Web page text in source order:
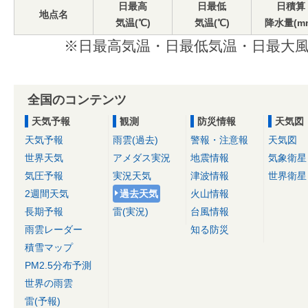
地点名
日最高
気温(℃)
日最低
気温(℃)
日積算
降水量
※日最高気温・日最低気温・日最大
全国のコンテンツ
天気予報
天気予報
世界天気
気圧予報
2週間天気
長期予報
雨雲レーダー
積雪マップ
PM2.5分布予測
世界の雨雲
雷(予報)
観測
雨雲(過去)
アメダス実況
実況天気
過去天気
雷(実況)
防災情報
警報・注意報
地震情報
津波情報
火山情報
台風情報
知る防災
天気図
天気図
気象衛星
世界衛星